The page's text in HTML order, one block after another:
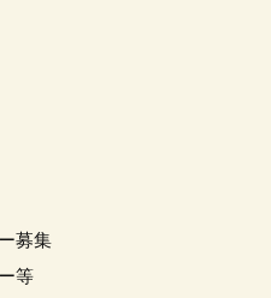
募集
等